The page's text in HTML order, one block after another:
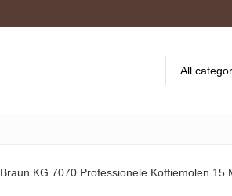
All
Braun KG 7070 Professionele Koffiemolen